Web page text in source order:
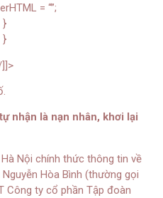
= “”;
}
}
nhận là nạn nhân, khơi lại
Nội chính thức thông tin về
Hòa Bình (thường gọi
Công ty cổ phần Tập đoàn